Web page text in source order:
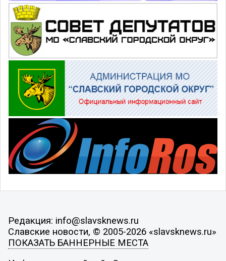
Редакция: info@slavsknews.ru
Славские новости, © 2005-2026 «slavsknews.ru»
ПОКАЗАТЬ БАННЕРНЫЕ МЕСТА